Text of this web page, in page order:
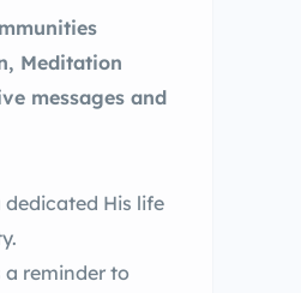
Meditation
messages and
dedicated His life
a reminder to